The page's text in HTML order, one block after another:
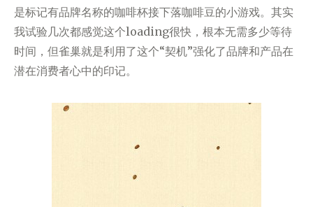
是标记有品牌名称的咖啡杯接下落咖啡豆的小游戏。其实
我试验几次都感觉这个loading很快，根本无需多少等待
时间，但雀巢就是利用了这个“契机”强化了品牌和产品在
潜在消费者心中的印记。